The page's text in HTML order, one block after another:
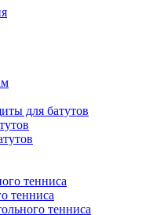
для батутов
тенниса